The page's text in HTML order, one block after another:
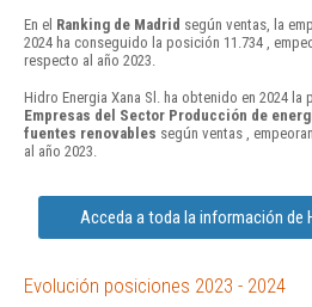
En el Ranking de Madrid según ventas, la
2024 ha conseguido la posición 11.734 ,
respecto al año 2023.
Hidro Energia Xana Sl. ha obtenido en 2024 la
Empresas del Sector Producción de
fuentes renovables según ventas ,
al año 2023.
Acceda a toda la información de
Evolución posiciones 2023 - 2024